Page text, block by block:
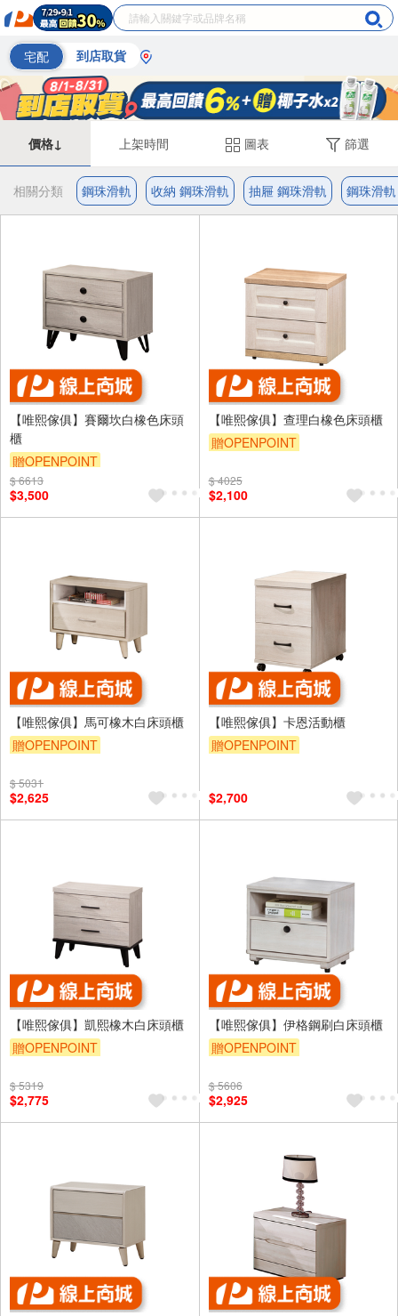
宅配 到店取貨
價格↓ 上架時間 圖表 篩選
相關分類 鋼珠滑軌 收納 鋼珠滑軌 抽屜 鋼珠滑軌 鋼珠滑
【唯熙傢俱】賽爾坎白橡色床頭
櫃
贈OPENPOINT
$ 6613
$3,500
【唯熙傢俱】查理白橡色床頭櫃
贈OPENPOINT
$ 4025
$2,100
【唯熙傢俱】馬可橡木白床頭櫃
贈OPENPOINT
$ 5031
$2,625
【唯熙傢俱】卡恩活動櫃
贈OPENPOINT
$2,700
【唯熙傢俱】凱熙橡木白床頭櫃
贈OPENPOINT
$ 5319
$2,775
【唯熙傢俱】伊格鋼刷白床頭櫃
贈OPENPOINT
$ 5606
$2,925